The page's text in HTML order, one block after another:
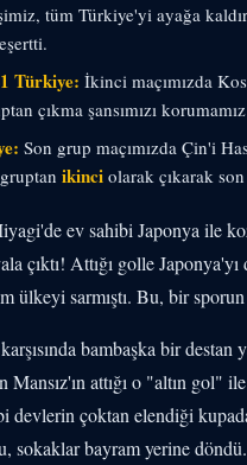
tüm Türkiye'yi ayağa
Türkiye: İkinci maçımızda
çıkma şansımızı
Son grup maçımızda Çin'i
ikinci olarak çıkarak
ev sahibi Japonya ile
çıktı! Attığı golle
ülkeyi sarmıştı. Bu, bir
bambaşka bir
Mansız'ın attığı o "altın gol"
devlerin çoktan elendiği
sokaklar bayram yerine döndü.